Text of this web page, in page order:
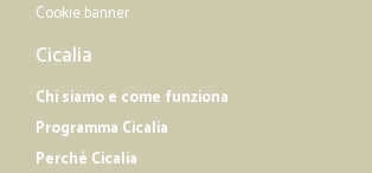
Cookie banner
Cicalia
Chi siamo e come funziona
Programma Cicalia
Perché Cicalia